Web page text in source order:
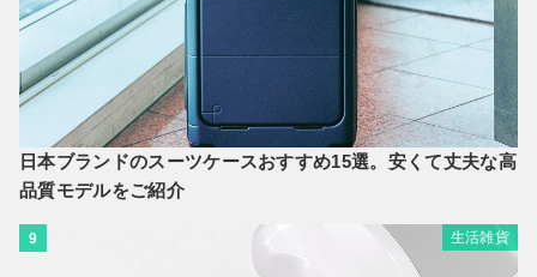
日本ブランドのスーツケースおすすめ15選。安くて丈夫な高
品質モデルをご紹介
9 生活雑貨